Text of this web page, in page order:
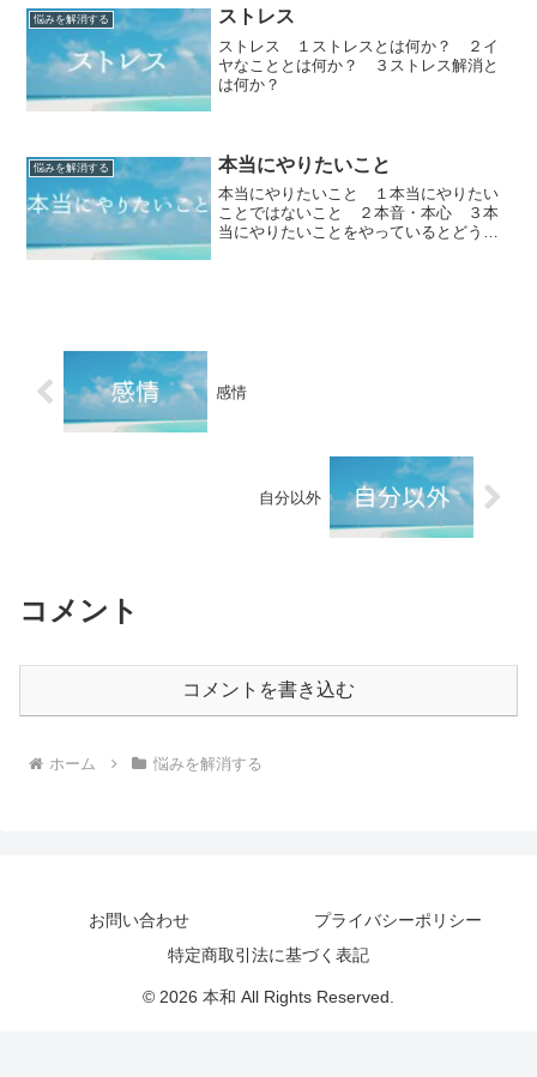
悩みを解消する ストレス
ストレス １ストレスとは何か？ ２イ
ヤなこととは何か？ ３ストレス解消と
は何か？
悩みを解消する 本当にやりたいこと
本当にやりたいこと １本当にやりたい
ことではないこと ２本音・本心 ３本
当にやりたいことをやっているとどうな
感情
自分以外
コメント
コメントを書き込む
ホーム 悩みを解消する
お問い合わせ
プライバシーポリシー
特定商取引法に基づく表記
© 2026 本和 All Rights Reserved.